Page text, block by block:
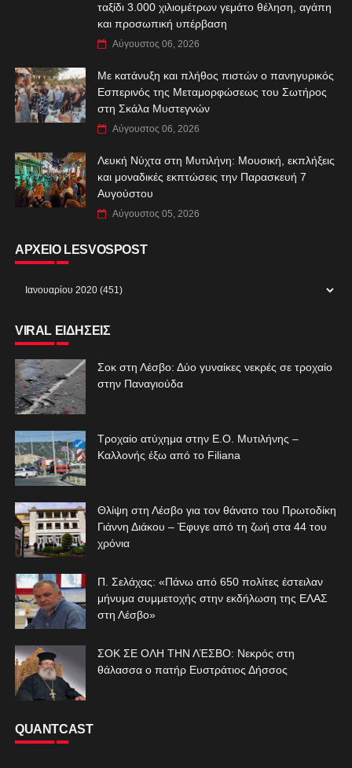
ταξίδι 3.000 χιλιομέτρων γεμάτο θέληση, αγάπη
και προσωπική υπέρβαση
Αύγουστος 06, 2026
Με κατάνυξη και πλήθος πιστών ο πανηγυρικός
Εσπερινός της Μεταμορφώσεως του Σωτήρος
στη Σκάλα Μυστεγνών
Αύγουστος 06, 2026
Λευκή Νύχτα στη Μυτιλήνη: Μουσική, εκπλήξεις
και μοναδικές εκπτώσεις την Παρασκευή 7
Αυγούστου
Αύγουστος 05, 2026
ΑΡΧΕΙΟ LESVOSPOST
VIRAL ΕΙΔΗΣΕΙΣ
Σοκ στη Λέσβο: Δύο γυναίκες νεκρές σε τροχαίο
στην Παναγιούδα
Τροχαίο ατύχημα στην Ε.Ο. Μυτιλήνης –
Καλλονής έξω από το Filiana
Θλίψη στη Λέσβο για τον θάνατο του Πρωτοδίκη
Γιάννη Διάκου – Έφυγε από τη ζωή στα 44 του
χρόνια
Π. Σελάχας: «Πάνω από 650 πολίτες έστειλαν
μήνυμα συμμετοχής στην εκδήλωση της ΕΛΑΣ
στη Λέσβο»
ΣΟΚ ΣΕ ΟΛΗ ΤΗΝ ΛΈΣΒΟ: Νεκρός στη
θάλασσα ο πατήρ Ευστράτιος Δήσσος
QUANTCAST